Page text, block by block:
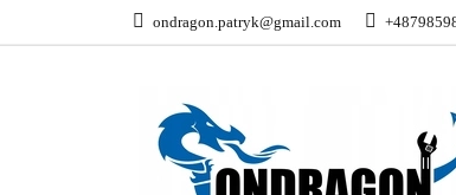
ondragon.patryk@gmail.com